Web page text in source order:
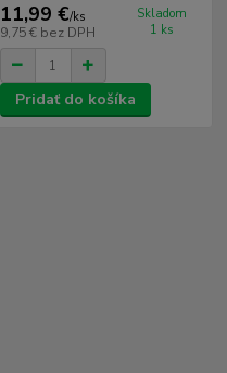
11,99 €/ks
9,75 € bez DPH
Skladom
1 ks
Pridať do košíka